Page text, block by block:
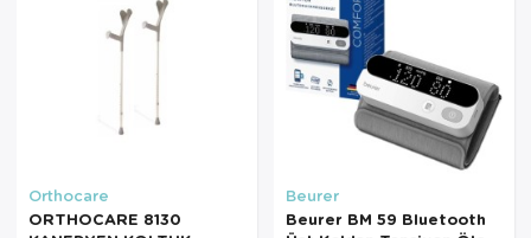
Orthocare
ORTHOCARE 8130
Beurer
Beurer BM 59 Bluetooth